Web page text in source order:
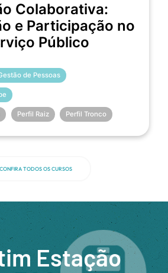
Colaborativa:
e Participação no
Público
de Pessoas
Perfil Raiz Perfil Tronco
CONFIRA TODOS OS CURSOS
Estação